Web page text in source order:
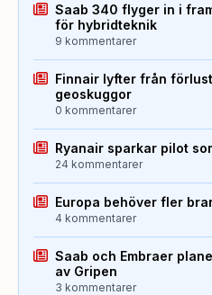
Saab 340 flyger in i
för hybridteknik
9 kommentarer
Finnair lyfter från
geoskuggor
0 kommentarer
Ryanair sparkar pilot
24 kommentarer
Europa behöver fler
4 kommentarer
Saab och Embraer
av Gripen
3 kommentarer